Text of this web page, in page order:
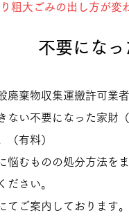
粗大ごみの出し方が変
不要にな
廃棄物収集運搬許可業者
ない不要になった家財
（有料）
悩むものの処分方法を
ださい。
てご案内しております。